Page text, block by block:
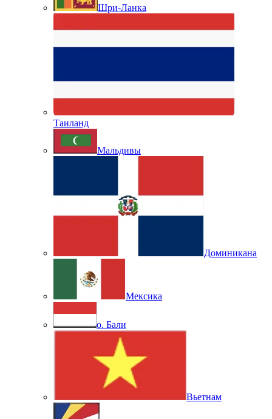
Шри-Ланка
Таиланд
Мальдивы
Доминикана
Мексика
о. Бали
Вьетнам